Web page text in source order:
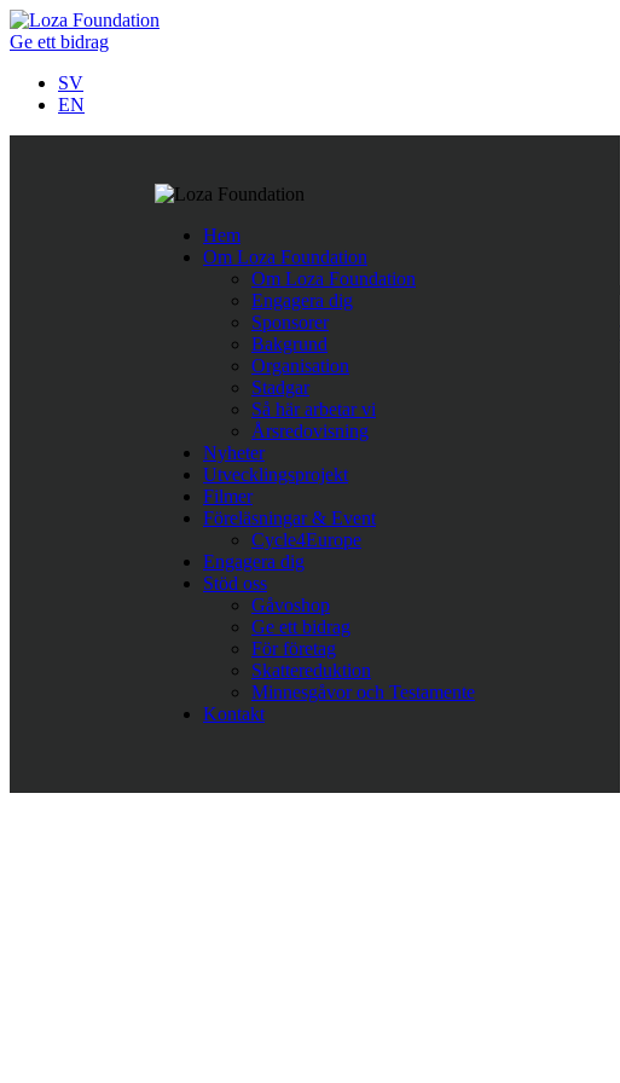
Ge ett bidrag
SV
EN
Hem
Om Loza Foundation
Om Loza Foundation
Engagera dig
Sponsorer
Bakgrund
Organisation
Stadgar
Så här arbetar vi
Årsredovisning
Nyheter
Utvecklingsprojekt
Filmer
Föreläsningar & Event
Cycle4Europe
Engagera dig
Stöd oss
Gåvoshop
Ge ett bidrag
För företag
Skattereduktion
Minnesgåvor och Testamente
Kontakt
Följ oss på Twitter
Rättshaveri att papperslösa barn i Nordmakedonien nekas skolgång,
https://t.co/ykvv8RhnqJ
https://t.co/fBWwTAVOh9
Företagssamarbete för minskad fattigdom i Europa.
https://t.co/
När människor får det bättrehttps://t.co/TegpmZdcSC